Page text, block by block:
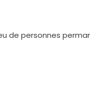
de personnes